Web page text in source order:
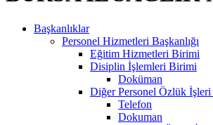
Başkanlıklar
Personel Hizmetleri Başkanlığı
Eğitim Hizmetleri Birimi
Disiplin İşlemleri Birimi
Doküman
Diğer Personel Özlük
Telefon
Dokuman